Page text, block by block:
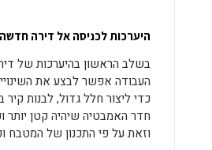
היערכות לכניסה אל דירה חדשה
בשלב הראשון בהיערכות של
העבודה אפשר לבצע את
כדי ליצור חלל גדול, לבנות
חדר האמבטיה שיהיה קטן יותר
וזאת על פי התכנון של